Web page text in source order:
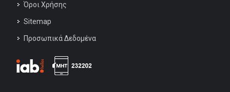
Όροι Χρήσης
Sitemap
Προσωπικά Δεδομένα